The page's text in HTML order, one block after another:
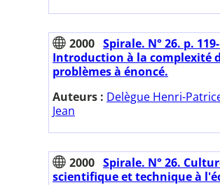
2000 Spirale. N° 26. p.
Introduction à la complexité
problèmes à énoncé.
Auteurs : Delègue Henri-
Jean
2000 Spirale. N° 26.
scientifique et technique à